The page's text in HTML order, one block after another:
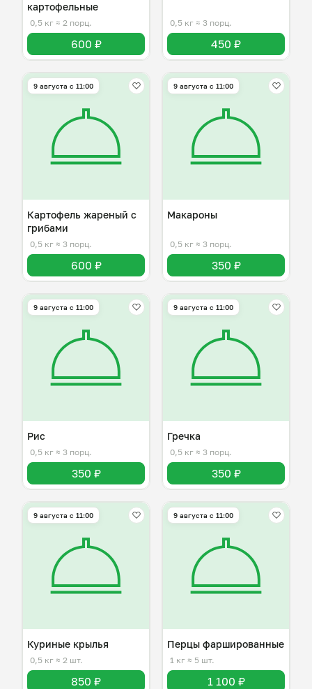
картофельные
0,5 кг ≈ 2 порц.
600 ₽
0,5 кг ≈ 3 порц.
450 ₽
9 августа с 11:00
Картофель жареный с
грибами
0,5 кг ≈ 3 порц.
600 ₽
9 августа с 11:00
Макароны
0,5 кг ≈ 3 порц.
350 ₽
9 августа с 11:00
Рис
0,5 кг ≈ 3 порц.
350 ₽
9 августа с 11:00
Гречка
0,5 кг ≈ 3 порц.
350 ₽
9 августа с 11:00
Куриные крылья
0,5 кг ≈ 2 шт.
850 ₽
9 августа с 11:00
Перцы фаршированные
1 кг ≈ 5 шт.
1 100 ₽